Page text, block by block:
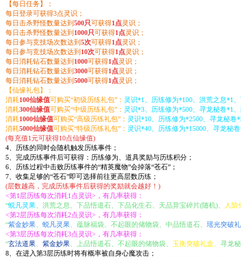
【每日任务】：
每日登录可获得3点灵识；
每日击杀野怪数量达到500只可获得1点灵识；
每日击杀野怪数量达到 1000只可获得1点灵识；
每日参与竞技场次数达到5次可获得1点灵识；
每日参与竞技场次数达到 10次可获得1点灵识；
每日消耗钻石数量达到 1000可获得1点灵识；
每日消耗钻石数量达到3000可获得1点灵识；
每日消耗钻石数量达到5000可获得1点灵识；
【仙缘礼包】：
消耗100仙缘值可购买“初级历练礼包”： 灵识*1、历练修为*100、洪荒之息*1、
消耗300仙缘值可购买“中级历练礼包”： 灵识*3、历练修为*500、寻龙秘卷*1
消耗1000仙缘值可购买“高级历练礼包”： 灵识*10、历练修为*2500、寻龙秘卷
消耗5000仙缘值可购买“特级历练礼包”： 灵识*40、历练修为*15000、寻龙秘
(每充值1元可获得10点仙缘值)
4、历练的同时会随机触发历练事件；
5、完成历练事件后可获得：历练修为、道具奖励与历练积分；
6、历练过程中击败历练事件的“精英魔物”会掉落“苍石”；
7、收集足够的“苍石”即可选择前往更高层数历练；
(层数越高，完成历练事件后获得的奖励就会越好！)
<第1层历练每次消耗1点灵识>，有几率获得：
“蜕凡灵果、洪荒之息、下品悟道石、下品化生石、天品异宝碎片(随机)、 人阶
<第2层历练每次消耗2点灵识>，有几率获得：
“紫金妙果、 蜕凡灵果、蕴脉福袋、不起眼的储物袋、中品悟道石、 瑶光突破
<第3层历练每次消耗3点灵识>，有几率获得：
“玄法道果、 紫金妙果、上品悟道石、不起眼的储物袋、 玉衡突破礼盒、 寻龙
8、在进入第3层历练时将有概率被自身心魔攻击；